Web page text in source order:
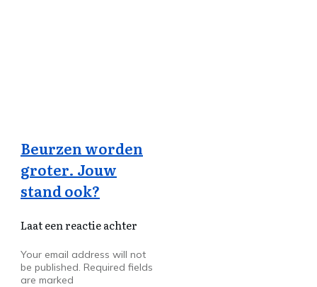
Beurzen worden
groter. Jouw
stand ook?
Laat een reactie achter
Your email address will not
be published. Required fields
are marked